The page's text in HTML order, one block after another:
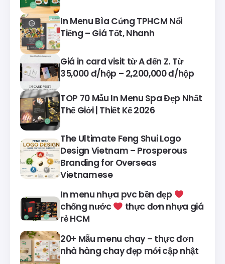
In Menu Bìa Cứng TPHCM Nổi
Tiếng – Giá Tốt, Nhanh
Giá in card visit từ A đến Z. Từ
35,000 đ/hộp – 2,200,000 đ/hộp
TOP 70 Mẫu In Menu Spa Đẹp Nhất
Thế Giới | Thiết Kế 2026
The Ultimate Feng Shui Logo
Design Vietnam – Prosperous
Branding for Overseas
Vietnamese
In menu nhựa pvc bền đẹp
chống nước
thực đơn nhựa giá
rẻ HCM
20+ Mẫu menu chay – thực đơn
nhà hàng chay đẹp mới cập nhật